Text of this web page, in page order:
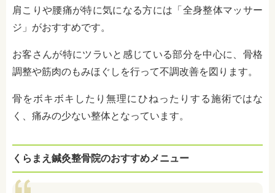
肩こりや腰痛が特に気になる方には「全身整体マッサー
ジ」がおすすめです。
お客さんが特にツラいと感じている部分を中心に、骨格
調整や筋肉のもみほぐしを行って不調改善を図ります。
骨をボキボキしたり無理にひねったりする施術ではな
く、痛みの少ない整体となっています。
くらまえ鍼灸整骨院のおすすめメニュー